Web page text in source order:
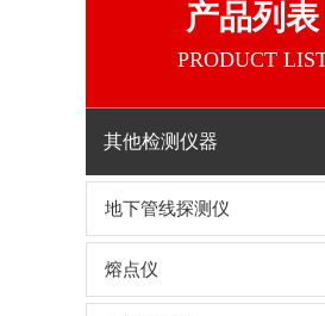
产品列表
PRODUCT
其他检测仪器
地下管线探测仪
熔点仪